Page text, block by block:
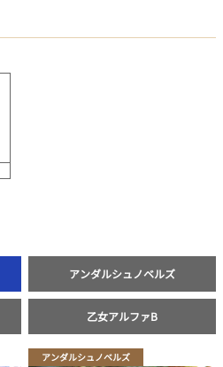
アンダルシュノベルズ
乙女アルファB
アンダルシュノベルズ